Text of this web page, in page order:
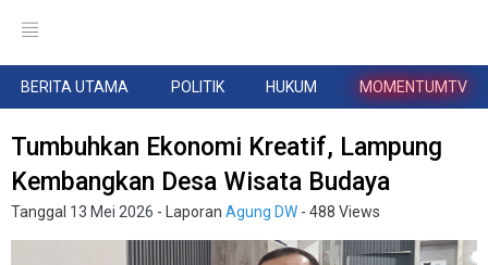
BERITA UTAMA POLITIK HUKUM MOMENTUMTV
Tumbuhkan Ekonomi Kreatif, Lampung
Kembangkan Desa Wisata Budaya
Tanggal 13 Mei 2026 - Laporan Agung DW - 488 Views